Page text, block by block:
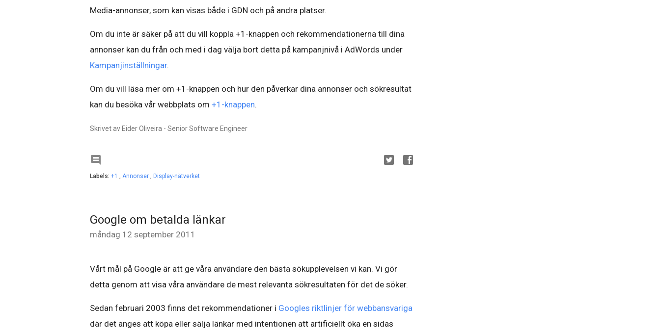
Media-annonser, som kan visas både i GDN och på andra platser.
Om du inte är säker på att du vill koppla +1-knappen och rekommendationerna till dina
annonser kan du från och med i dag välja bort detta på kampanjnivå i AdWords under
Kampanjinställningar.
Om du vill läsa mer om +1-knappen och hur den påverkar dina annonser och sökresultat
kan du besöka vår webbplats om +1-knappen.
Skrivet av Eider Oliveira - Senior Software Engineer

Labels: +1 , Annonser , Display-nätverket
Google om betalda länkar
måndag 12 september 2011
Vårt mål på Google är att ge våra användare den bästa sökupplevelsen vi kan. Vi gör
detta genom att visa våra användare de mest relevanta sökresultaten för det de söker.
Sedan februari 2003 finns det rekommendationer i Googles riktlinjer för webbansvariga
där det anges att köpa eller sälja länkar med intentionen att artificiellt öka en sidas